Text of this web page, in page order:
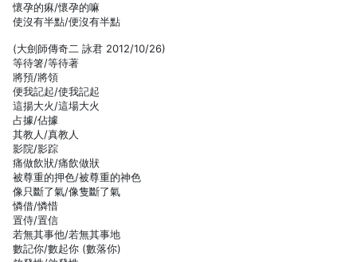
懷孕的痳/懷孕的嘛
使沒有半點/便沒有半點
(大劍師傳奇二 詠君 2012/10/26)
等待箸/等待著
將預/將領
便我記起/使我記起
這揚大火/這場大火
占據/佔據
其教人/真教人
影院/影踪
痛做飲狀/痛飲做狀
被尊重的押色/被尊重的神色
像只斷了氣/像隻斷了氣
憐借/憐惜
置侍/置信
若無其事他/若無其事地
數記你/數起你 (數落你)